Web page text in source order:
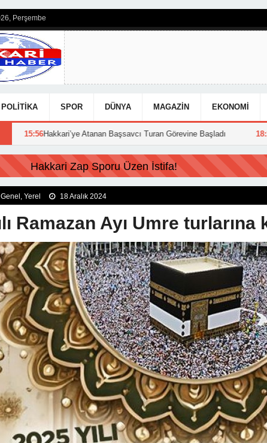
Perşembe
POLITIKA SPOR DÜNYA MAGAZIN EKONOMI
Atanan Başsavcı Turan Görevine Başladı 18:20Feci
Hakkari Zap Sporu Üzen İstifa!
Genel , Yerel 18 Aralık 2024
Ramazan Ayı Umre turlarına